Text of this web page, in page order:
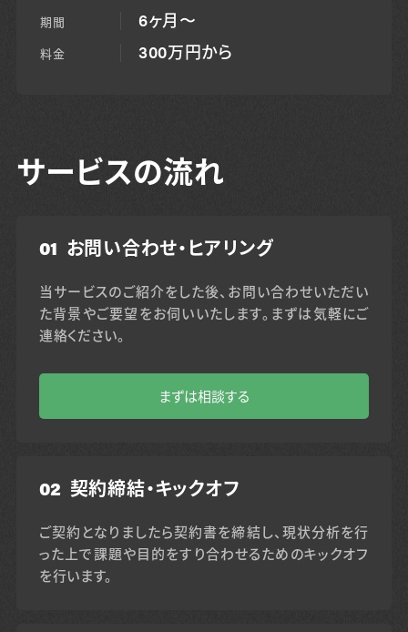
期間 6ヶ月〜
料金 300万円から
サービスの流れ
01 お問い合わせ・ヒアリング
当サービスのご紹介をした後、お問い合わせいただい
た背景やご要望をお伺いいたします。まずは気軽にご
連絡ください。
まずは相談する
02 契約締結・キックオフ
ご契約となりましたら契約書を締結し、現状分析を行
った上で課題や目的をすり合わせるためのキックオフ
を行います。